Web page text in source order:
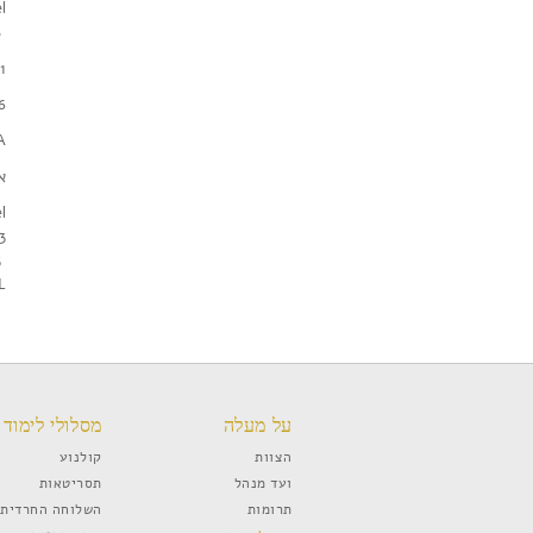
על מעלה
הצוות
ועד מנהל
תרומות
מסלולי לימוד
קולנוע
תסריטאות
השלוחה החרדית